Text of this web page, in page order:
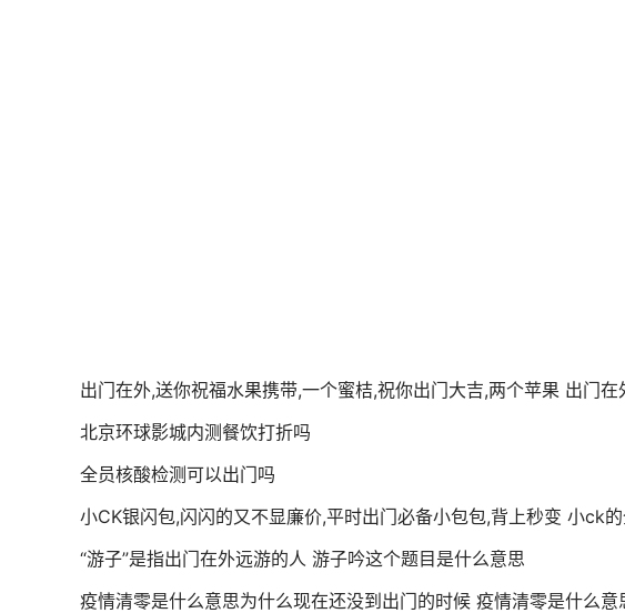
出门在外,送你祝福水果携带,一个蜜桔,祝你出门大吉,两个苹果 出门在
北京环球影城内测餐饮打折吗
全员核酸检测可以出门吗
小CK银闪包,闪闪的又不显廉价,平时出门必备小包包,背上秒变 小ck
“游子”是指出门在外远游的人 游子吟这个题目是什么意思
疫情清零是什么意思为什么现在还没到出门的时候 疫情清零是什么意